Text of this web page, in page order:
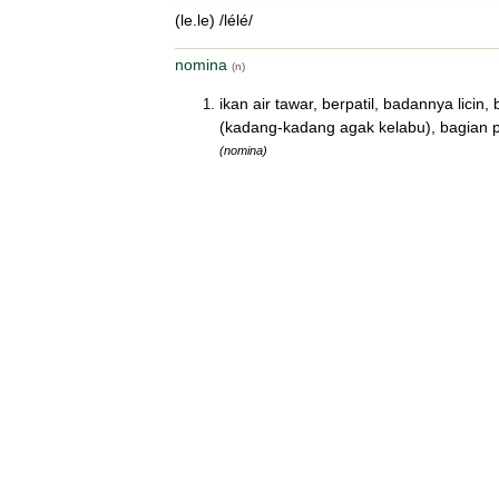
(le.le) /lélé/
nomina (n)
ikan air tawar, berpatil, badannya
(kadang-kadang agak kelabu),
(nomina)